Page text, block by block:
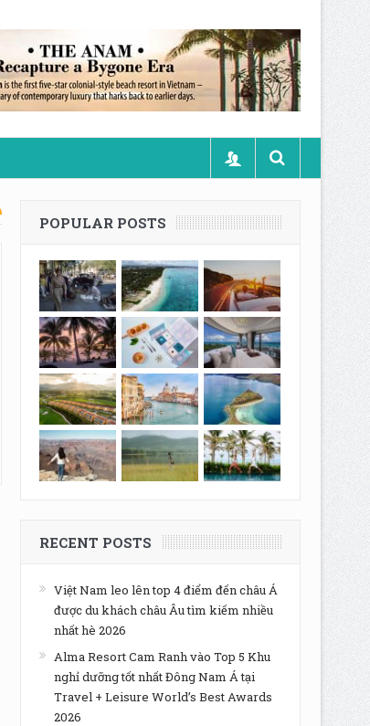
POPULAR POSTS
RECENT POSTS
Việt Nam leo lên top 4 điểm đến châu Á
được du khách châu Âu tìm kiếm nhiều
nhất hè 2026
Alma Resort Cam Ranh vào Top 5 Khu
nghỉ dưỡng tốt nhất Đông Nam Á tại
Travel + Leisure World’s Best Awards
2026